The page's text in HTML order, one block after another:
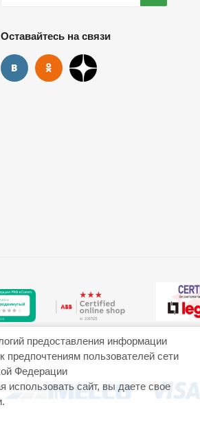
Оставайтесь на связи
предоставления информации
предпочтениям пользователей сети
Федерации
сайт, вы даете свое